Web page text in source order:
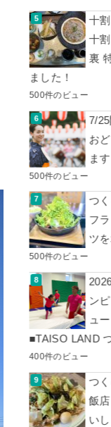
十
十
裏
ました！
500件のビュー
7/
お
ます
500件のビュー
つ
フ
ツ
500件のビュー
ン
ュ
■TAISO LAND
400件のビュー
つ
飯
いし